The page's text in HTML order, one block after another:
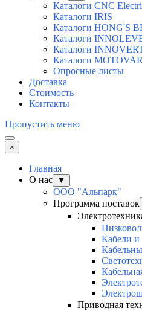
Каталоги CNC
Каталоги IRIS
Каталоги HONG'S
Каталоги
Каталоги
Каталоги
Опросные листы
Доставка
Стоимость
Контакты
Пропустить меню
×
Главная
О нас
▼
ООО "Альпарк"
Программа поставок
Кабели и
Приводная